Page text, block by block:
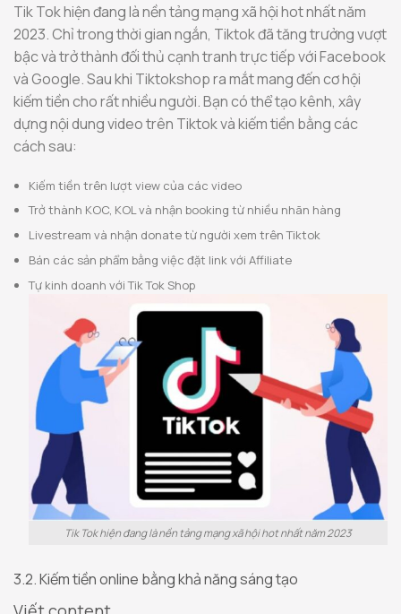
Tik Tok hiện đang là nền tảng mạng xã hội hot nhất năm
2023. Chỉ trong thời gian ngắn, Tiktok đã tăng trưởng vượt
bậc và trở thành đối thủ cạnh tranh trực tiếp với Facebook
và Google. Sau khi Tiktokshop ra mắt mang đến cơ hội
kiếm tiền cho rất nhiều người. Bạn có thể tạo kênh, xây
dựng nội dung video trên Tiktok và kiếm tiền bằng các
cách sau:
Kiếm tiền trên lượt view của các video
Trở thành KOC, KOL và nhận booking từ nhiều nhãn hàng
Livestream và nhận donate từ người xem trên Tiktok
Bán các sản phẩm bằng việc đặt link với Affiliate
Tự kinh doanh với Tik Tok Shop
Tik Tok hiện đang là nền tảng mạng xã hội hot nhất năm 2023
3.2. Kiếm tiền online bằng khả năng sáng tạo